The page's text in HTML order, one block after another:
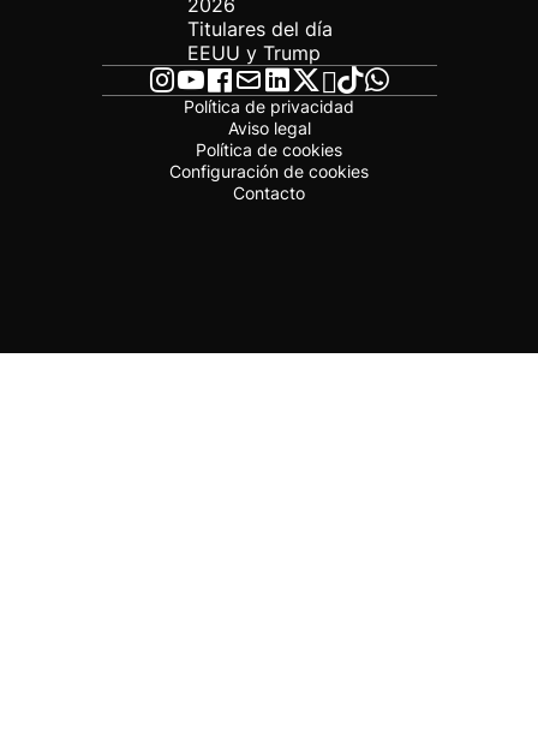
2026
Titulares del día
EEUU y Trump
Política de privacidad
Aviso legal
Política de cookies
Configuración de cookies
Contacto